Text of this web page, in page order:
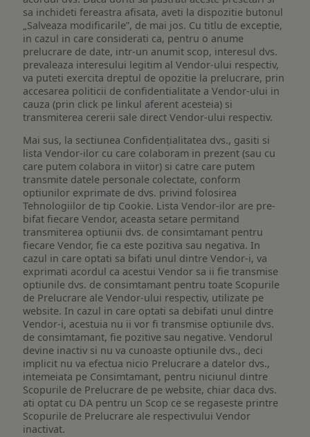
sa inchideti fereastra afisata, aveti la dispozitie butonul
„Salveaza modificarile”, de mai jos. Cu titlu de exceptie,
in cazul in care considerati ca, pentru o anume
prelucrare de date, intr-un anumit scop, interesul dvs.
prevaleaza interesului legitim al Vendor-ului respectiv,
va puteti exercita dreptul de opozitie la prelucrare, prin
accesarea politicii de confidentialitate a Vendor-ului in
cauza (prin click pe linkul aferent acesteia) si
transmiterea cererii sale direct Vendor-ului respectiv.
Mai sus, la sectiunea Confidențialitatea dvs., gasiti si
lista Vendor-ilor cu care colaboram in prezent (sau cu
care putem colabora in viitor) si catre care putem
transmite datele personale colectate, conform
optiunilor exprimate de dvs. privind folosirea
Tehnologiilor de tip Cookie. Lista Vendor-ilor are pre-
bifat fiecare Vendor, aceasta setare permitand
transmiterea optiunii dvs. de consimtamant pentru
fiecare Vendor, fie ca este pozitiva sau negativa. In
cazul in care optati sa bifati unul dintre Vendor-i, va
exprimati acordul ca acestui Vendor sa ii fie transmise
optiunile dvs. de consimtamant pentru toate Scopurile
de Prelucrare ale Vendor-ului respectiv, utilizate pe
website. In cazul in care optati sa debifati unul dintre
Vendor-i, acestuia nu ii vor fi transmise optiunile dvs.
de consimtamant, fie pozitive sau negative. Vendorul
devine inactiv si nu va cunoaste optiunile dvs., deci
implicit nu va efectua nicio Prelucrare a datelor dvs.,
intemeiata pe Consimtamant, pentru niciunul dintre
Scopurile de Prelucrare de pe website, chiar daca dvs.
ati optat cu DA pentru un Scop ce se regaseste printre
Scopurile de Prelucrare ale respectivului Vendor
inactivat.